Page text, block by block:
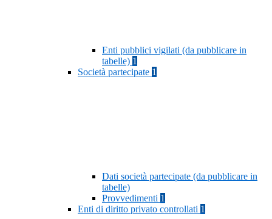
Enti pubblici vigilati (da pubblicare in
tabelle) 1
Società partecipate 1
Dati società partecipate (da pubblicare in
tabelle)
Provvedimenti 1
Enti di diritto privato controllati 1